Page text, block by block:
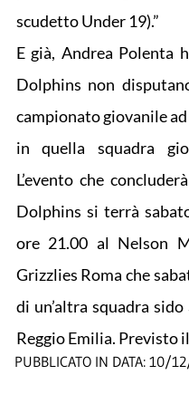
scudetto Under 19).”
E già, Andrea Polenta
Dolphins non
campionato giovanile
in quella squadra
L’evento che
Dolphins si terrà
ore 21.00 al Nelson
Grizzlies Roma che
di un’altra squadra
Reggio Emilia. Previsto
PUBBLICATO IN DATA: 10/